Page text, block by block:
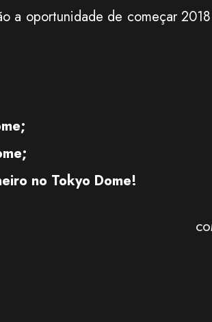
a oportunidade de começar
no Tokyo Dome!